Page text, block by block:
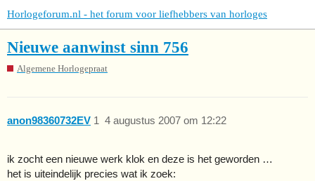
Horlogeforum.nl - het forum voor liefhebbers van horloges
Nieuwe aanwinst sinn 756
Algemene Horlogepraat
anon98360732EV 4 augustus 2007 om 12:22
1
ik zocht een nieuwe werk klok en deze is het geworden …
het is uiteindelijk precies wat ik zoek: